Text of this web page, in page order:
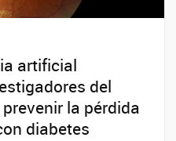
artificial
del
la pérdida
diabetes